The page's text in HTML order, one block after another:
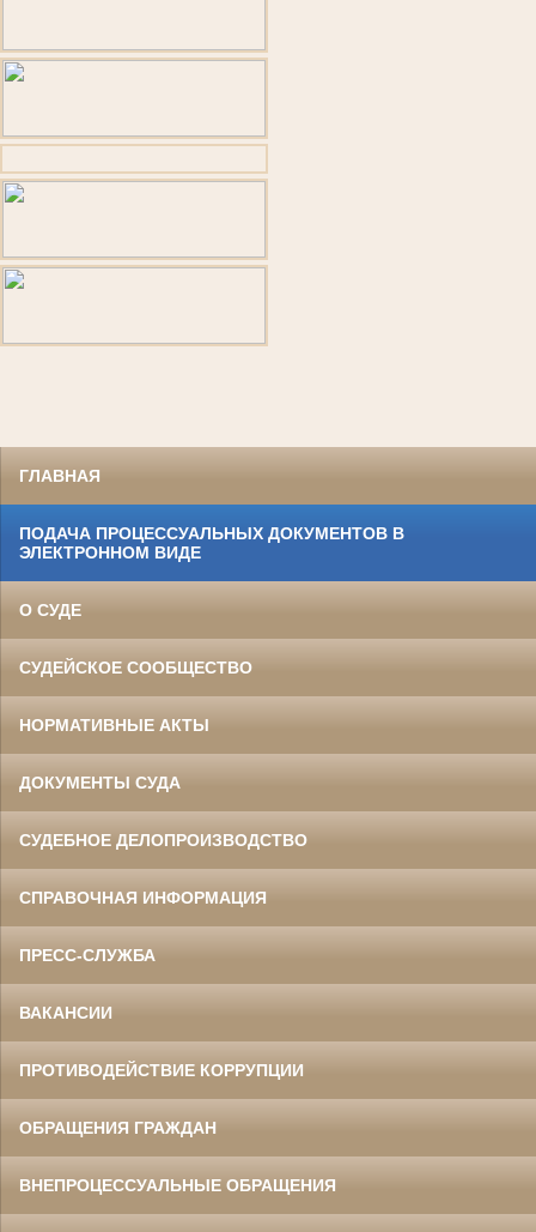
ГЛАВНАЯ
ПОДАЧА ПРОЦЕССУАЛЬНЫХ ДОКУМЕНТОВ В
ЭЛЕКТРОННОМ ВИДЕ
О СУДЕ
СУДЕЙСКОЕ СООБЩЕСТВО
НОРМАТИВНЫЕ АКТЫ
ДОКУМЕНТЫ СУДА
СУДЕБНОЕ ДЕЛОПРОИЗВОДСТВО
СПРАВОЧНАЯ ИНФОРМАЦИЯ
ПРЕСС-СЛУЖБА
ВАКАНСИИ
ПРОТИВОДЕЙСТВИЕ КОРРУПЦИИ
ОБРАЩЕНИЯ ГРАЖДАН
ВНЕПРОЦЕССУАЛЬНЫЕ ОБРАЩЕНИЯ